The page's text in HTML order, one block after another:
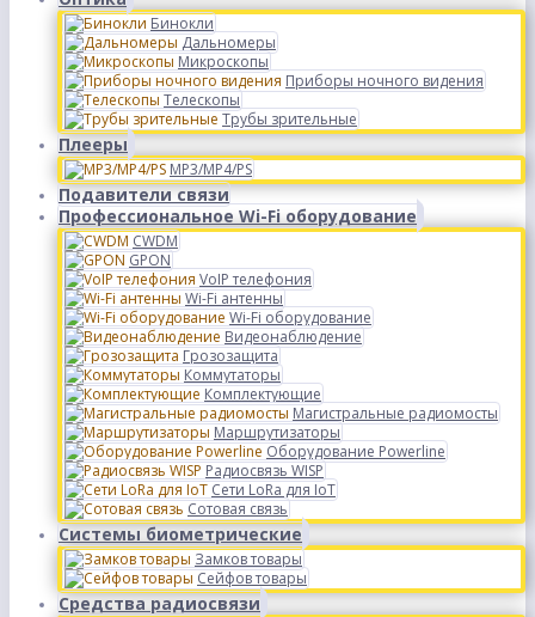
Бинокли
Дальномеры
Микроскопы
Приборы ночного видения
Телескопы
Трубы зрительные
Плееры
MP3/MP4/PS
Подавители связи
Профессиональное Wi-Fi оборудование
CWDM
GPON
VoIP телефония
Wi-Fi антенны
Wi-Fi оборудование
Видеонаблюдение
Грозозащита
Коммутаторы
Комплектующие
Магистральные радиомосты
Маршрутизаторы
Оборудование Powerline
Радиосвязь WISP
Сети LoRa для IoT
Сотовая связь
Системы биометрические
Замков товары
Сейфов товары
Средства радиосвязи